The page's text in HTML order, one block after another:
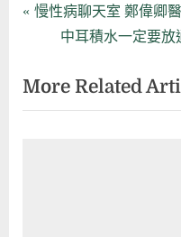
文
導
P
v
i
慢性病聊天室 鄭偉卿
N
x
t
中耳積水一定要放
More Related